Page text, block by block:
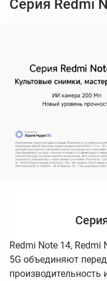
Серия Redmi
Redmi Note 14, Redmi
5G объединяют